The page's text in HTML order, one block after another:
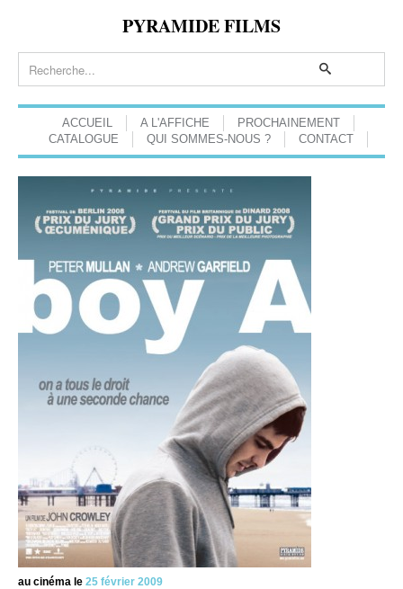
PYRAMIDE FILMS
ACCUEIL A L'AFFICHE
PROCHAINEMENT
CATALOGUE
QUI SOMMES-NOUS ? CONTACT
au cinéma le 25 février 2009